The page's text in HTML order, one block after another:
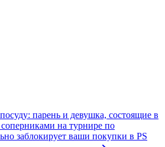
парень и девушка, состоящие в
на турнире по
заблокирует ваши покупки в PS